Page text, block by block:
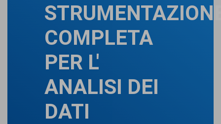
COMPLETA
PER L'
ANALISI DEI
DATI